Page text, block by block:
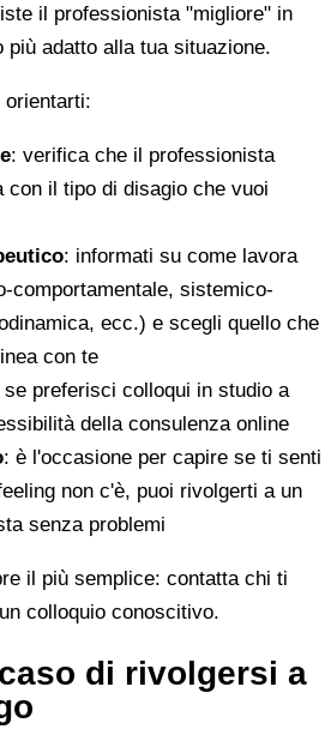
il professionista "migliore" in
adatto alla tua situazione.
: verifica che il professionista
con il tipo di disagio che vuoi
: informati su come lavora
comportamentale, sistemico-
ecc.) e scegli quello che
con te
preferisci colloqui in studio a
della consulenza online
: è l'occasione per capire se ti senti
non c'è, puoi rivolgerti a un
senza problemi
il più semplice: contatta chi ti
colloquio conoscitivo.
di rivolgersi a